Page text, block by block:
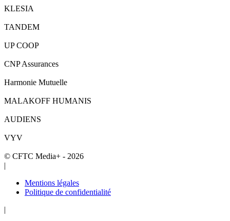
KLESIA
TANDEM
UP COOP
CNP Assurances
Harmonie Mutuelle
MALAKOFF HUMANIS
AUDIENS
VYV
© CFTC Media+ - 2026
|
Mentions légales
Politique de confidentialité
|